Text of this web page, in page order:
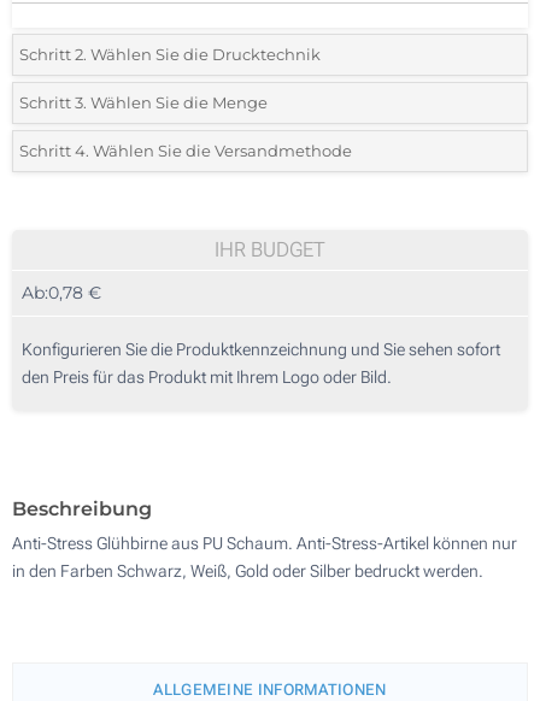
Schritt 2. Wählen Sie die Drucktechnik
*Wählen Sie die Druck- und Farbtechniken für Ihr Logo:
1 Farbig (Auf einer Seite)
Schritt 3. Wählen Sie die Menge
*Bitte wählen Sie Ihre gewünschte Menge
50
125
250
Schritt 4. Wählen Sie die Versandmethode
IHR BUDGET
Ab:0,78 €
Konfigurieren Sie die Produktkennzeichnung und Sie sehen sofort
den Preis für das Produkt mit Ihrem Logo oder Bild.
Beschreibung
Anti-Stress Glühbirne aus PU Schaum. Anti-Stress-Artikel können nur
in den Farben Schwarz, Weiß, Gold oder Silber bedruckt werden.
ALLGEMEINE INFORMATIONEN